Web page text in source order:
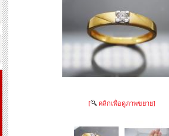
[ คลิกเพื่อดูภาพขยาย]